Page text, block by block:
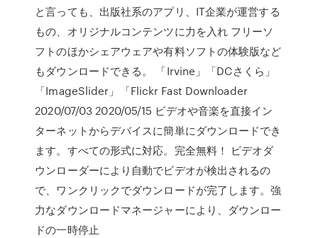
と言っても、出版社系のアプリ、IT企業が運営する
もの、オリジナルコンテンツに力を入れ フリーソ
フトのほかシェアウェアや有料ソフトの体験版など
もダウンロードできる。 「Irvine」「DCさくら」
「ImageSlider」「Flickr Fast Downloader
2020/07/03 2020/05/15 ビデオや音楽を直接イン
ターネットからデバイスに簡単にダウンロードでき
ます。すべての形式に対応。完全無料！ ビデオダ
ウンローダーにより自動でビデオが検出されるの
で、ワンクリックでダウンロードが完了します。強
力なダウンロードマネージャーにより、ダウンロー
ドの一時停止